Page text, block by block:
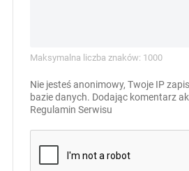
Maksymalna liczba znaków: 1000
Nie jesteś anonimowy, Twoje IP
bazie danych. Dodając komentarz
Regulamin Serwisu